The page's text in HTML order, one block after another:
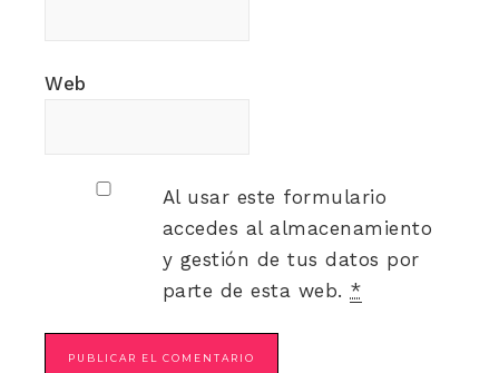
Web
Al usar este formulario
accedes al almacenamiento
y gestión de tus datos por
parte de esta web. *